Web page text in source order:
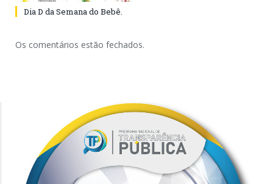
Dia D da Semana do Bebê.
Os comentários estão fechados.